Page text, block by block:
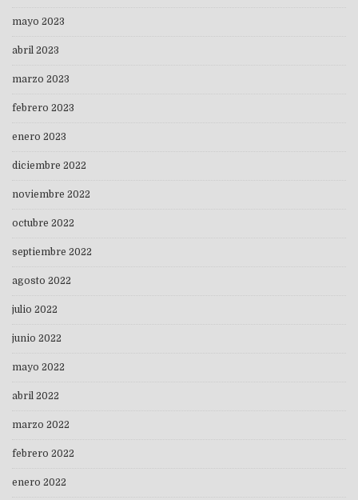
mayo 2023
abril 2023
marzo 2023
febrero 2023
enero 2023
diciembre 2022
noviembre 2022
octubre 2022
septiembre 2022
agosto 2022
julio 2022
junio 2022
mayo 2022
abril 2022
marzo 2022
febrero 2022
enero 2022